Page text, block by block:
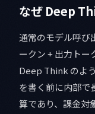
なぜ Deep
通常のモデル呼び
ークン + 出力トー
Deep Think のよ
を書く前に内部で
算であり、課金対